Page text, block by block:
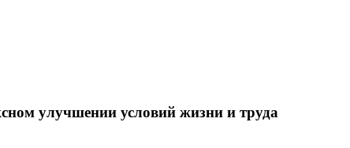
улучшении условий жизни и труда